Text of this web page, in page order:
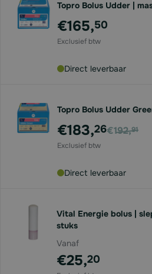
Topro Bolus Udder |
€165,50
Direct leverbaar
Topro Bolus Udder
Voor
€183,26€192,91
Direct leverbaar
Vital Energie bolus |
stuks
Vanaf
€25,20